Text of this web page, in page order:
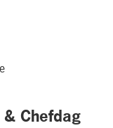
Chefdag